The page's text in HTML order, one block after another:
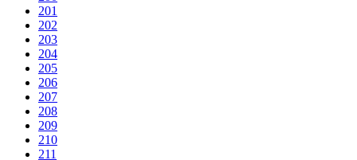
201
202
203
204
205
206
207
208
209
210
211